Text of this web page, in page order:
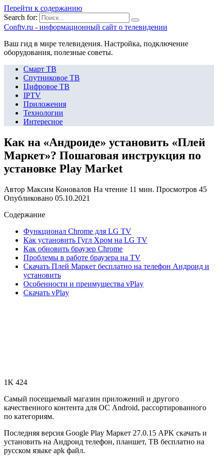
Перейти к содержанию
Search for:
Сonftv.ru - информационный сайт о телевидении
Ваш гид в мире телевидения. Настройка, подключение
оборудования, полезные советы.
Смарт ТВ
Спутниковое ТВ
Цифровое ТВ
IPTV
Приложения
Технологии
Интересное
Как на «Андроиде» установить «Плей
Маркет»? Пошаговая инструкция по
установке Play Market
Автор Максим Коновалов На чтение 11 мин. Просмотров 45
Опубликовано 05.10.2021
Содержание
Функционал Chrome для LG TV
Как установить Гугл Хром на LG TV
Как обновить браузер Chrome
Проблемы в работе браузера на TV
Скачать Плей Маркет бесплатно на телефон Андроид и
установить
Особенности и преимущества vPlay
Скачать vPlay
1K 424
Самый посещаемый магазин приложений и другого
качественного контента для ОС Android, рассортированного
по категориям.
Последняя версия Google Play Маркет 27.0.15 APK скачать и
установить на Андроид телефон, планшет, ТВ бесплатно на
русском языке apk файл.